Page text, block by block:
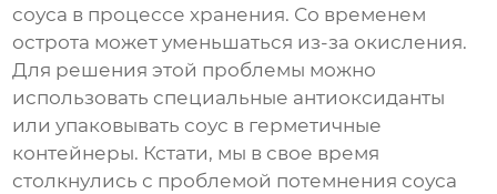
соуса в процессе хранения. Со временем
острота может уменьшаться из-за окисления.
Для решения этой проблемы можно
использовать специальные антиоксиданты
или упаковывать соус в герметичные
контейнеры. Кстати, мы в свое время
столкнулись с проблемой потемнения соуса